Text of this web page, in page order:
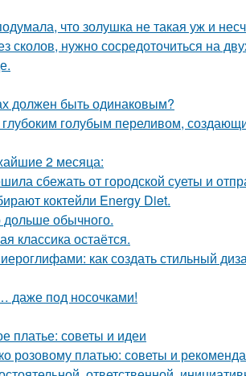
что золушка не такая уж и
сколов, нужно сосредоточиться на
должен быть одинаковым?
голубым переливом,
2 месяца:
сбежать от городской суеты и
коктейли Energy Diet.
дольше обычного.
классика остаётся.
как создать стильный
даже под носочками!
платье: советы и идеи
розовому платью: советы и